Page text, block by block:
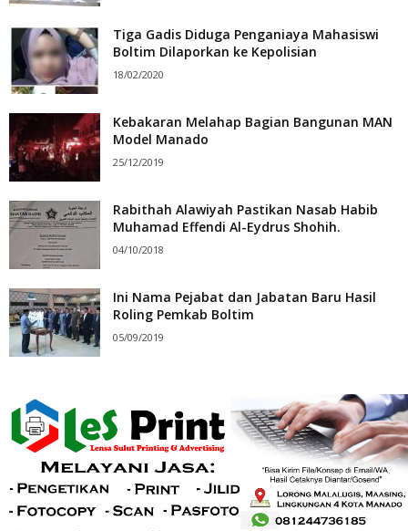
Tiga Gadis Diduga Penganiaya Mahasiswi
Boltim Dilaporkan ke Kepolisian
18/02/2020
Kebakaran Melahap Bagian Bangunan MAN
Model Manado
25/12/2019
Rabithah Alawiyah Pastikan Nasab Habib
Muhamad Effendi Al-Eydrus Shohih.
04/10/2018
Ini Nama Pejabat dan Jabatan Baru Hasil
Roling Pemkab Boltim
05/09/2019